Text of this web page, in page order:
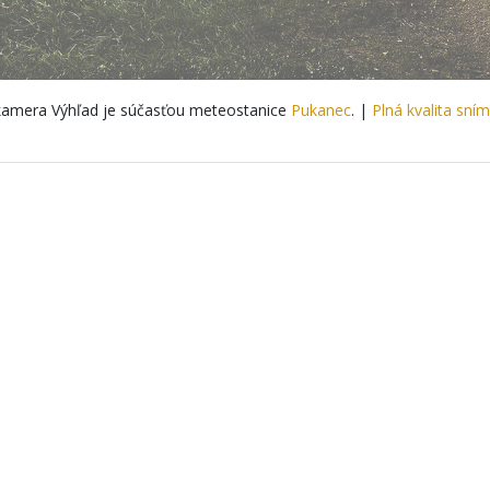
Výhľad je súčasťou meteostanice Pukanec. | Plná kvalita